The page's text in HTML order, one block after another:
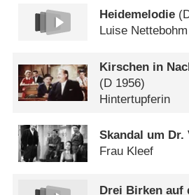
Heidemelodie (
Luise Nettebohm
Kirschen in
(D 1956)
Hintertupferin
Skandal um Dr.
Frau Kleef
Drei Birken auf